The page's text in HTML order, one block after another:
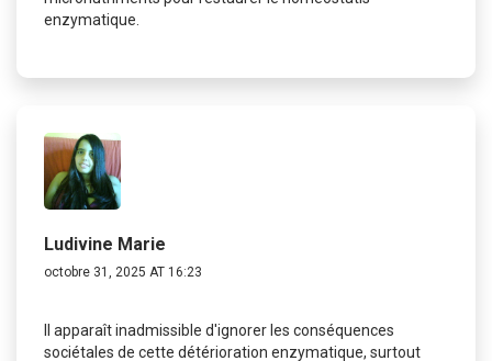
enzymatique.
Ludivine Marie
octobre 31, 2025 AT 16:23
Il apparaît inadmissible d'ignorer les conséquences
sociétales de cette détérioration enzymatique, surtout